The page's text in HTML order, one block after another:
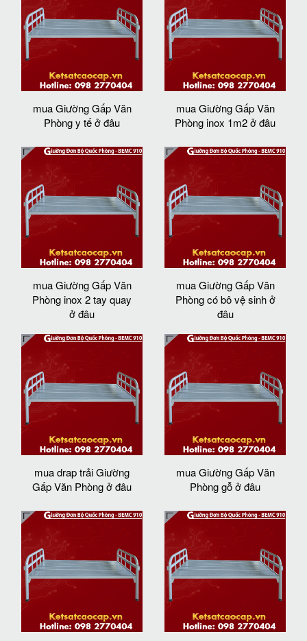
mua Giường Gấp Văn
Phòng y tế ở đâu
mua Giường Gấp Văn
Phòng inox 1m2 ở đâu
mua Giường Gấp Văn
Phòng inox 2 tay quay
ở đâu
mua Giường Gấp Văn
Phòng có bô vệ sinh ở
đâu
mua drap trải Giường
Gấp Văn Phòng ở đâu
mua Giường Gấp Văn
Phòng gỗ ở đâu